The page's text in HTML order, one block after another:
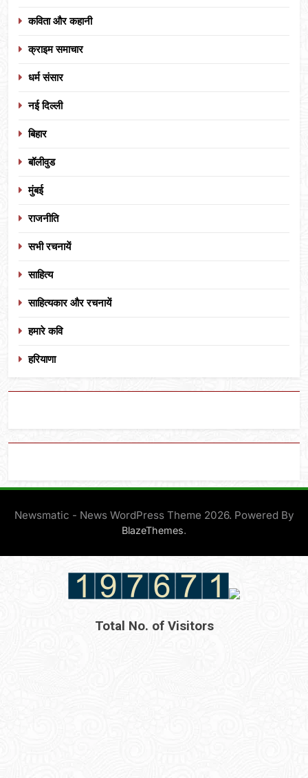
कविता और कहानी
क्राइम समाचार
धर्म संसार
नई दिल्ली
बिहार
बॉलीवुड
मुंबई
राजनीति
सभी रचनायें
साहित्य
साहित्यकार और रचनायें
हमारे कवि
हरियाणा
Newsmatic - News WordPress Theme 2026. Powered By
BlazeThemes.
Total No. of Visitors